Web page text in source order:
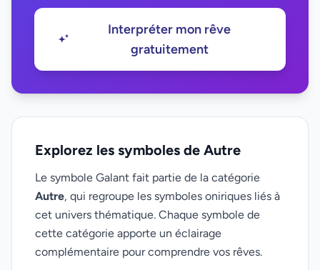
Interpréter mon rêve
gratuitement
Explorez les symboles de Autre
Le symbole Galant fait partie de la catégorie
Autre, qui regroupe les symboles oniriques liés à
cet univers thématique. Chaque symbole de
cette catégorie apporte un éclairage
complémentaire pour comprendre vos rêves.